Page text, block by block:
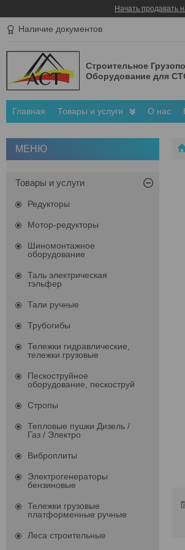
Начать продавать
Наличие документов
Строительное
Оборудование для
Главная Товары и услуги О нас
Товары и услуги
Редукторы
Мотор-редукторы
Шиномонтажное
оборудование
Таль электрическая
тэльфер
Тали ручные
Трубогибы
Тележки гидравлические,
тележки грузовые
Пескоструйное
оборудование, пескоструй
Стропы
Тепловые пушки Дизель /
Газ / Электро
Виброплиты
Электрогенераторы
бензиновые
Тележки грузовые
платформенные ручные
Леса строительные